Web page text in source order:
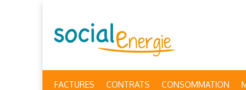
FACTURES CONTRATS CONSOMMATION